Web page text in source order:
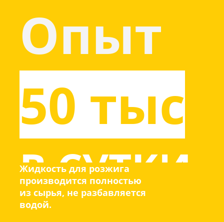
Опыт
50 тыс
В СУТКИ
Жидкость для розжига
производится полностью
из сырья, не разбавляется
водой.